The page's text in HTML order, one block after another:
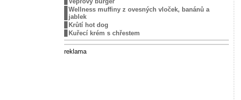
Wellness muffiny z ovesných vloček, banánů a
jablek
Krůtí hot dog
Kuřecí krém s chřestem
reklama